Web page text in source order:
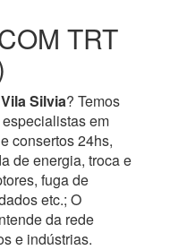
TRT
Vila Silvia? Temos
em
consertos 24hs,
de energia, troca e
fuga de
etc.; O
da rede
e indústrias.